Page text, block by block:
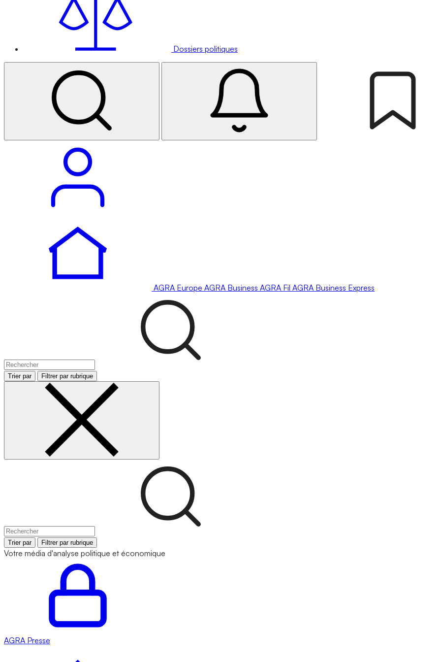
Dossiers politiques
AGRA Europe AGRA Business AGRA Fil AGRA Business Express
Trier par Filtrer par rubrique
Trier par Filtrer par rubrique
Votre média d'analyse politique et économique
AGRA Presse